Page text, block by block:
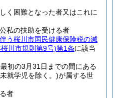
く困難となった者又はこれに
私の扶助を受ける者
う桜川市国民健康保険税の減
川市規則第9号)第1条に該当
初の3月31日までの間にある
就学児を除く。)が属する世
者